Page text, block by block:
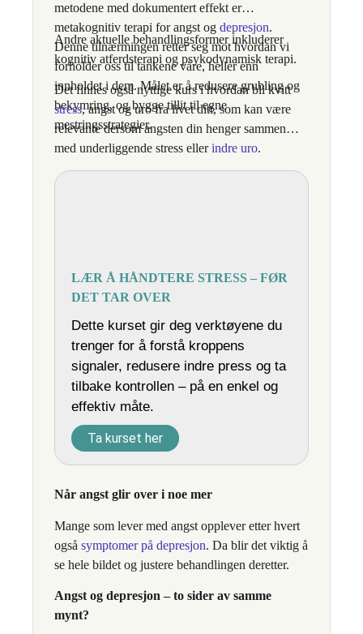
metodene med dokumentert effekt er
metakognitiv terapi for angst og depresjon.
Denne tilnærmingen retter seg mot hvordan vi
forholder oss til tankene våre, heller enn
innholdet i dem. Målet er å redusere grubling og
bekymring, og bygge tillit til egne
mestringsstrategier.
Andre aktuelle behandlingsformer inkluderer
kognitiv atferdsterapi og psykodynamisk terapi.
Det finnes også nyttige kurs i hvordan bli kvitt
stress, angst og uro fra livet ditt, som kan være
relevante dersom angsten din henger sammen
med underliggende stress ellerindre uro.
LÆR Å HÅNDTERE STRESS – FØR
DET TAR OVER
Dette kurset gir deg verktøyene du
trenger for å forstå kroppens
signaler, redusere indre press og ta
tilbake kontrollen – på en enkel og
effektiv måte.
Ta kurset her
Når angst glir over i noe mer
Mange som lever med angst opplever etter hvert
også symptomer på depresjon. Da blir det viktig å
se hele bildet og justere behandlingen deretter.
Angst og depresjon – to sider av samme
mynt?